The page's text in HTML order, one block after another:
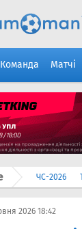
Команда Матчі
ЧС-2026
2026 18:42